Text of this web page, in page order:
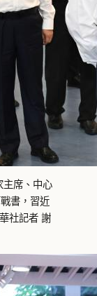
主席、中心
書，習近
社記者 謝